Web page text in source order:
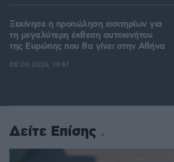
Ξεκίνησε η προπώληση εισιτηρίων για
τη μεγαλύτερη έκθεση αυτοκινήτου
της Ευρώπης που θα γίνει στην Αθήνα
08.08.2026, 19:47
Δείτε Επίσης